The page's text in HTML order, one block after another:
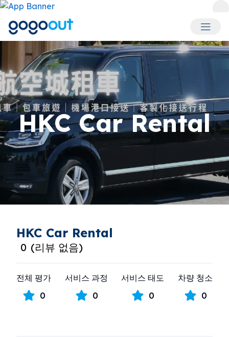
회원 메
HKC Car Rental
HKC Car Rental
0 (리뷰 없음)
전체 평가
0
서비스 과정
0
서비스 태도
0
차량 청소
0